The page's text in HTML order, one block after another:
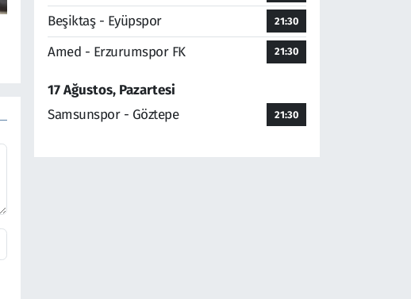
Beşiktaş - Eyüpspor 21:30
Amed - Erzurumspor FK 21:30
17 Ağustos, Pazartesi
Samsunspor - Göztepe
21:30